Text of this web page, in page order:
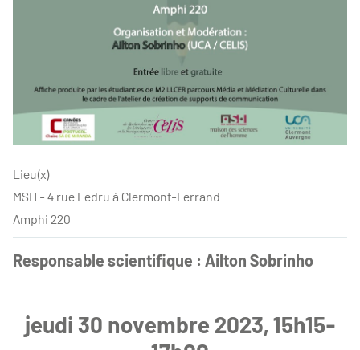
Lieu(x)
MSH - 4 rue Ledru à Clermont-Ferrand
Amphi 220
Responsable scientifique : Ailton Sobrinho
jeudi 30 novembre 2023, 15h15-